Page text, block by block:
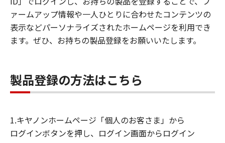
ァームアップ情報や一人ひとりに合わせたコンテンツの
表示などパーソナライズされたホームページを利用でき
ます。ぜひ、お持ちの製品登録をお願いいたします。
製品登録の方法はこちら
1.キヤノンホームページ「個人のお客さま」から
ログインボタンを押し、ログイン画面からログイン